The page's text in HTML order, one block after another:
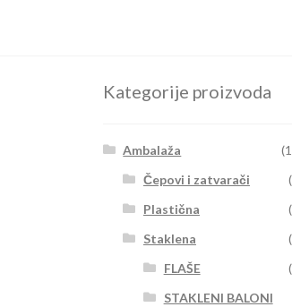
Kategorije proizvoda
Ambalaža
Čepovi i zatvarači
Plastična
Staklena
FLAŠE
STAKLENI BALONI